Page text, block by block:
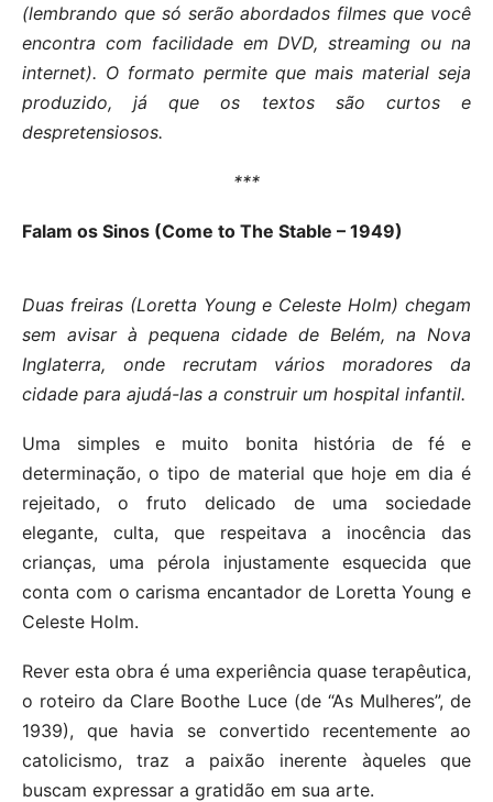
(lembrando que só serão abordados filmes que você
encontra com facilidade em DVD, streaming ou na
internet). O formato permite que mais material seja
produzido, já que os textos são curtos e
despretensiosos.
***
Falam os Sinos (Come to The Stable – 1949)
Duas freiras (Loretta Young e Celeste Holm) chegam
sem avisar à pequena cidade de Belém, na Nova
Inglaterra, onde recrutam vários moradores da
cidade para ajudá-las a construir um hospital infantil.
Uma simples e muito bonita história de fé e
determinação, o tipo de material que hoje em dia é
rejeitado, o fruto delicado de uma sociedade
elegante, culta, que respeitava a inocência das
crianças, uma pérola injustamente esquecida que
conta com o carisma encantador de Loretta Young e
Celeste Holm.
Rever esta obra é uma experiência quase terapêutica,
o roteiro da Clare Boothe Luce (de “As Mulheres”, de
1939), que havia se convertido recentemente ao
catolicismo, traz a paixão inerente àqueles que
buscam expressar a gratidão em sua arte.